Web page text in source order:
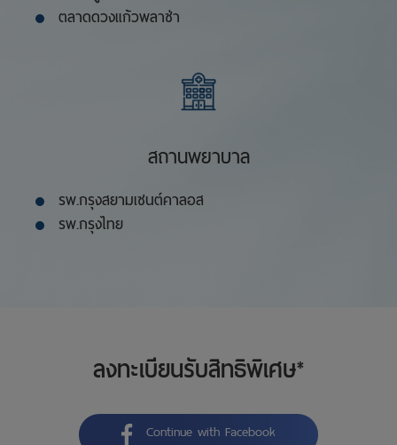
ตลาดดวงแก้วพลาซ่า
สถานพยาบาล
รพ.กรุงสยามเซนต์คาลอส
รพ.กรุงไทย
ลงทะเบียนรับสิทธิพิเศษ*
Continue with Facebook